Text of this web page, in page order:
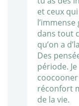
et ceux
dans tout
qu’on a
Des
période.
réconfort
de la vie.